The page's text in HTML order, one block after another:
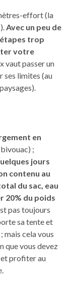
effort (la
Avec un peu de
trop
votre
vaut passer un
ses limites (au
en
;
jours
contenu au
du sac, eau
20% du poids
pas toujours
sa tente et
mais cela vous
que vous devez
et profiter au